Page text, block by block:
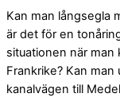
Kan man långsegla
är det för en
situationen när man
Frankrike? Kan
kanalvägen till